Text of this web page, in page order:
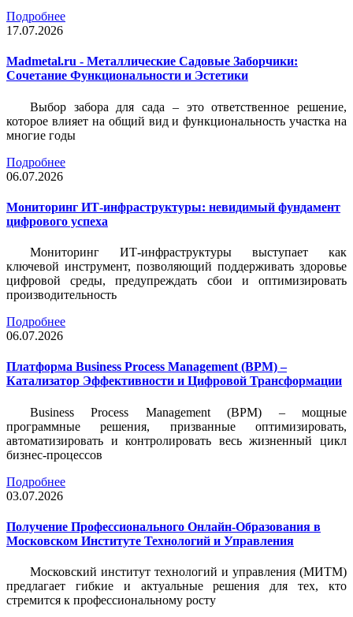
Подробнее
17.07.2026
Madmetal.ru - Металлические Садовые Заборчики:
Сочетание Функциональности и Эстетики
Выбор забора для сада – это ответственное решение,
которое влияет на общий вид и функциональность участка на
многие годы
Подробнее
06.07.2026
Мониторинг ИТ-инфраструктуры: невидимый фундамент
цифрового успеха
Мониторинг ИТ-инфраструктуры выступает как
ключевой инструмент, позволяющий поддерживать здоровье
цифровой среды, предупреждать сбои и оптимизировать
производительность
Подробнее
06.07.2026
Платформа Business Process Management (BPM) –
Катализатор Эффективности и Цифровой Трансформации
Business Process Management (BPM) – мощные
программные решения, призванные оптимизировать,
автоматизировать и контролировать весь жизненный цикл
бизнес-процессов
Подробнее
03.07.2026
Получение Профессионального Онлайн-Образования в
Московском Институте Технологий и Управления
Московский институт технологий и управления (МИТМ)
предлагает гибкие и актуальные решения для тех, кто
стремится к профессиональному росту